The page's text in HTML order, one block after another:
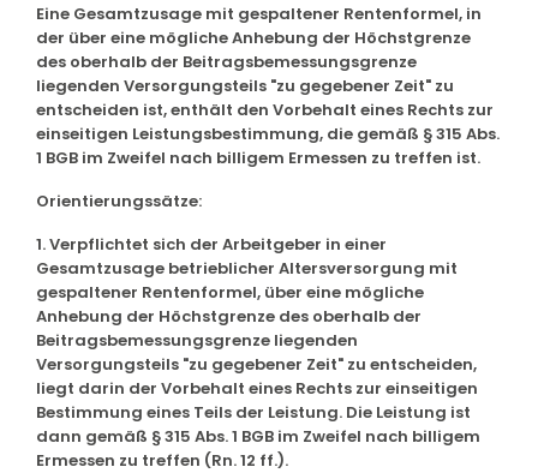
Eine Gesamtzusage mit gespaltener Rentenformel, in
der über eine mögliche Anhebung der Höchstgrenze
des oberhalb der Beitragsbemessungsgrenze
liegenden Versorgungsteils "zu gegebener Zeit" zu
entscheiden ist, enthält den Vorbehalt eines Rechts zur
einseitigen Leistungsbestimmung, die gemäß § 315 Abs.
1 BGB im Zweifel nach billigem Ermessen zu treffen ist.
Orientierungssätze:
1. Verpflichtet sich der Arbeitgeber in einer
Gesamtzusage betrieblicher Altersversorgung mit
gespaltener Rentenformel, über eine mögliche
Anhebung der Höchstgrenze des oberhalb der
Beitragsbemessungsgrenze liegenden
Versorgungsteils "zu gegebener Zeit" zu entscheiden,
liegt darin der Vorbehalt eines Rechts zur einseitigen
Bestimmung eines Teils der Leistung. Die Leistung ist
dann gemäß § 315 Abs. 1 BGB im Zweifel nach billigem
Ermessen zu treffen (Rn. 12 ff.).